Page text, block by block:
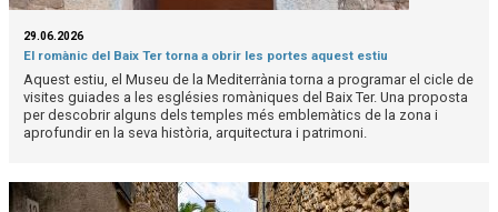
29.06.2026
El romànic del Baix Ter torna a obrir les portes aquest estiu
Aquest estiu, el Museu de la Mediterrània torna a programar el cicle de
visites guiades a les esglésies romàniques del Baix Ter. Una proposta
per descobrir alguns dels temples més emblemàtics de la zona i
aprofundir en la seva història, arquitectura i patrimoni.